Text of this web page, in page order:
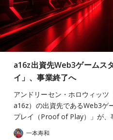
a16z出資先Web3ゲームス
イ」、事業終了へ
アンドリーセン・ホロウィッ
a16z）の出資先であるWeb3ゲ
プレイ（Proof of Play）」が
一本寿和